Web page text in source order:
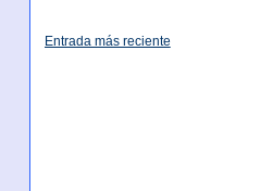
Entrada más reciente